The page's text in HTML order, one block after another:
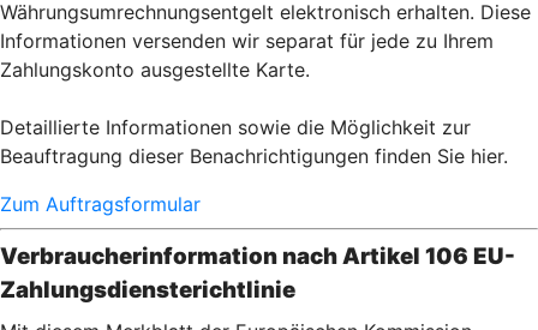
Währungsumrechnungsentgelt elektronisch erhalten. Diese
Informationen versenden wir separat für jede zu Ihrem
Zahlungskonto ausgestellte Karte.
Detaillierte Informationen sowie die Möglichkeit zur
Beauftragung dieser Benachrichtigungen finden Sie hier.
Zum Auftragsformular
Verbraucherinformation nach Artikel 106 EU-
Zahlungsdiensterichtlinie